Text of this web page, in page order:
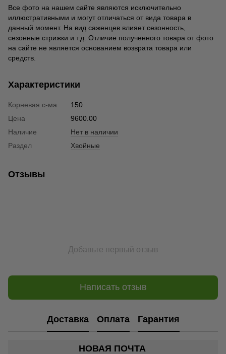
Все фото на нашем сайте являются исключительно
иллюстративными и могут отличаться от вида товара в
данный момент. На вид саженцев влияет сезонность,
сезонные стрижки и т.д. Отличие полученного товара от фото
на сайте не является основанием возврата товара или
средств.
Характеристики
Корневая с-ма
150
Цена
9600.00
Наличие
Нет в наличии
Раздел
Хвойные
Отзывы
Добавьте первый отзыв
Написать отзыв
Доставка Оплата Гарантия
НОВАЯ ПОЧТА